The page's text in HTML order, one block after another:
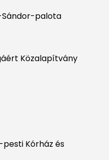
Sándor-palota
Közalapítvány
Kórház és